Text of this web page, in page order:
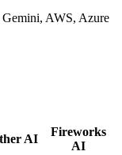
AWS, Azure
AI
Fireworks
AI